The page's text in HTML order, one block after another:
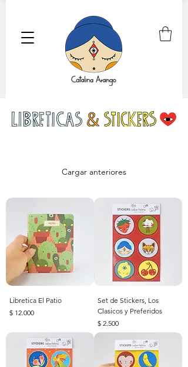
Cargar anteriores
Libretica El Patio
Precio
$ 12.000
Set de Stickers, Los
Clasicos y Preferidos
Precio
$ 2.500